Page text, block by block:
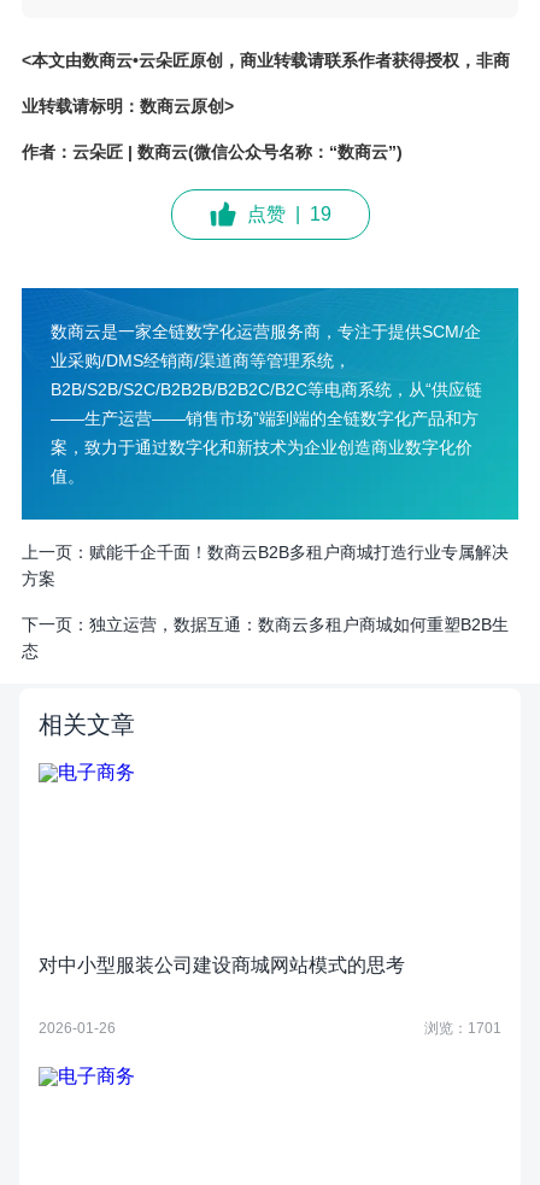
<本文由数商云•云朵匠原创，商业转载请联系作者获得授权，非商
业转载请标明：数商云原创>
作者：云朵匠 | 数商云(微信公众号名称：“数商云”)
点赞 19
数商云是一家全链数字化运营服务商，专注于提供SCM/企
业采购/DMS经销商/渠道商等管理系统，
B2B/S2B/S2C/B2B2B/B2B2C/B2C等电商系统，从“供应链
——生产运营——销售市场”端到端的全链数字化产品和方
案，致力于通过数字化和新技术为企业创造商业数字化价
值。
上一页： 赋能千企千面！数商云B2B多租户商城打造行业专属解决
方案
下一页： 独立运营，数据互通：数商云多租户商城如何重塑B2B生
态
相关文章
对中小型服装公司建设商城网站模式的思考
2026-01-26 浏览：1701